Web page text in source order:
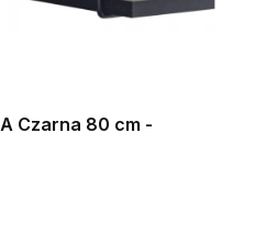
Czarna 80 cm -